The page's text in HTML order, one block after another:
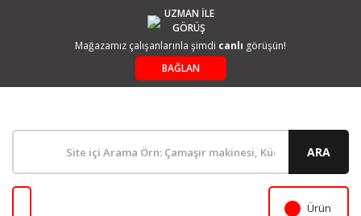
UZMAN İLE
GÖRÜŞ
Mağazamız çalışanlarınla şimdi canlı görüşün!
BAĞLAN
ARA
Ürün